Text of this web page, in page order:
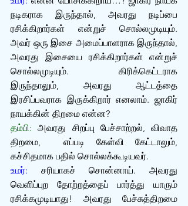
நடிகராக இருந்தால், அவரது நடிப்பை
ரசிக்கிறார்கள் என்றுச் சொல்லமுடியும்.
அவர் ஒரு இசை அமைப்பாளராக இருந்தால்,
அவரது இசையை ரசிக்கிறார்கள் என்றுச்
சொல்லமுடியும். கிரிக்கெட்டராக
இருந்தாலும், அவரது ஆட்டத்தை
இரசிப்பவராக இருக்கிறார் எனலாம். ஜாகிர்
நாயக்கின் திறமை என்ன?
தம்பி: அவரது சிறப்பு பேச்சாற்றல், விவாத
திறமை,  எப்படி கேள்வி கேட்டாலும்,
கச்சிதமாக பதில் சொல்லக்கூடியவர்.
உமர்: சரியாகச் சொன்னாய். அவரது
வெளிப்புற தோற்றத்தைப் பார்த்து யாரும்
ரசிக்கமுடியாது! அவரது பேச்சுத்திறமை